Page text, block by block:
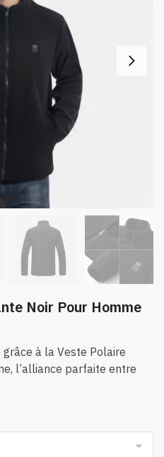
Noir Pour Homme
à la Veste Polaire
l’alliance parfaite entre